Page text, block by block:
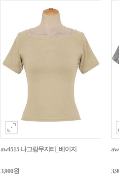
aw4515 나그랑무지티_베이지
3,900원